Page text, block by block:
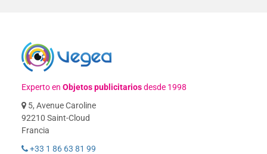
Experto enObjetos publicitariosdesde 1998
5, Avenue Caroline
92210 Saint-Cloud
Francia
+33 1 86 63 81 99